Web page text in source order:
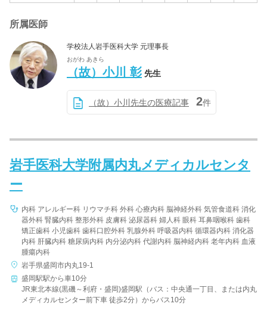
所属医師
学校法人岩手医科大学 元理事長
おがわ あきら
（故）小川 彰 先生
（故）小川先生の医療記事 2件
岩手医科大学附属内丸メディカルセンタ
ー
内科 アレルギー科 リウマチ科 外科 心療内科 脳神経外科 気管食道科 消化
器外科 腎臓内科 整形外科 皮膚科 泌尿器科 婦人科 眼科 耳鼻咽喉科 歯科
矯正歯科 小児歯科 歯科口腔外科 乳腺外科 呼吸器内科 循環器内科 消化器
内科 肝臓内科 糖尿病内科 内分泌内科 代謝内科 脳神経内科 老年内科 血液
腫瘍内科
岩手県盛岡市内丸19-1
盛岡駅駅から車10分
JR東北本線(黒磯～利府・盛岡)盛岡駅（バス：中央通一丁目、または内丸
メディカルセンター前下車 徒歩2分）からバス10分